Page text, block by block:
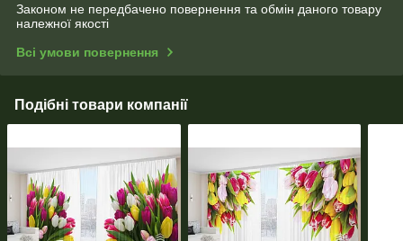
Законом не передбачено повернення та обмін даного товару
належної якості
Всі умови повернення
Подібні товари компанії